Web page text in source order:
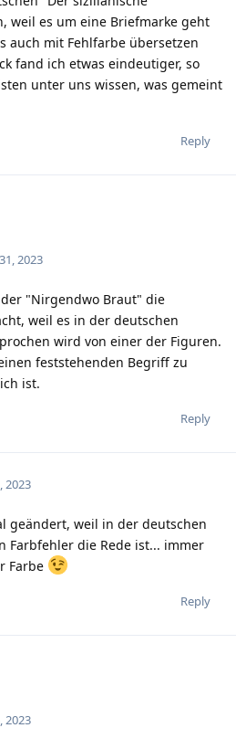
weil es um eine Briefmarke geht
auch mit Fehlfarbe übersetzen
fand ich etwas eindeutiger, so
unter uns wissen, was gemeint
Reply
2023
"Nirgendwo Braut" die
weil es in der deutschen
wird von einer der Figuren.
feststehenden Begriff zu
ist.
Reply
2023
geändert, weil in der deutschen
Farbfehler die Rede ist... immer
Farbe
Reply
2023